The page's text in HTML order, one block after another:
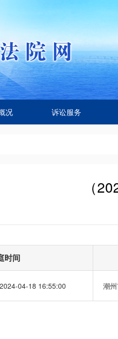
况 诉讼服务
（
时间
04-18 16:55:00 潮